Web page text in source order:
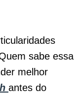
sabe essa
melhor
antes do